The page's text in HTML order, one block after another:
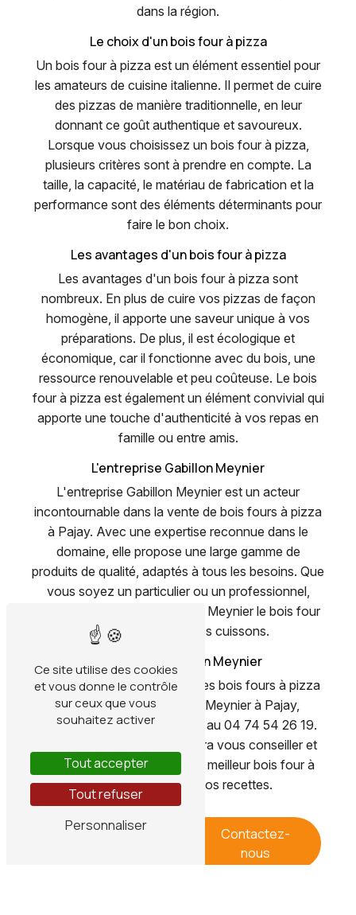
dans la région.
Le choix d'un bois four à pizza
Un bois four à pizza est un élément essentiel pour
les amateurs de cuisine italienne. Il permet de cuire
des pizzas de manière traditionnelle, en leur
donnant ce goût authentique et savoureux.
Lorsque vous choisissez un bois four à pizza,
plusieurs critères sont à prendre en compte. La
taille, la capacité, le matériau de fabrication et la
performance sont des éléments déterminants pour
faire le bon choix.
Les avantages d'un bois four à pizza
Les avantages d'un bois four à pizza sont
nombreux. En plus de cuire vos pizzas de façon
homogène, il apporte une saveur unique à vos
préparations. De plus, il est écologique et
économique, car il fonctionne avec du bois, une
ressource renouvelable et peu coûteuse. Le bois
four à pizza est également un élément convivial qui
apporte une touche d'authenticité à vos repas en
famille ou entre amis.
L'entreprise Gabillon Meynier
L'entreprise Gabillon Meynier est un acteur
incontournable dans la vente de bois fours à pizza
à Pajay. Avec une expertise reconnue dans le
domaine, elle propose une large gamme de
produits de qualité, adaptés à tous les besoins. Que
vous soyez un particulier ou un professionnel,
vous trouverez chez Gabillon Meynier le bois four
à pizza idéal pour vos cuissons.
Contactez Gabillon Meynier
Pour plus d'informations sur les bois fours à pizza
disponibles chez Gabillon Meynier à Pajay,
n'hésitez pas à les contacter au 04 74 54 26 19.
Leur équipe compétente saura vous conseiller et
vous guider dans le choix du meilleur bois four à
pizza pour sublimer vos recettes.
En savoir
Contactez-
nous
Ce site utilise des cookies
et vous donne le contrôle
sur ceux que vous
souhaitez activer
Tout accepter
Tout refuser
Personnaliser